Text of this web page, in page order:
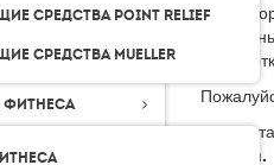
Для
Мы
России.
средства Point Relief
средства Mueller
фитнеса